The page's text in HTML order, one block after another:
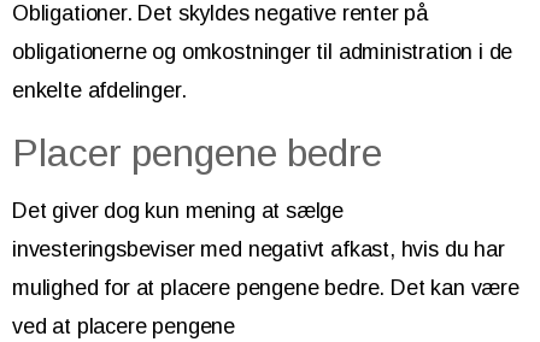
Obligationer. Det skyldes negative renter på
obligationerne og omkostninger til administration i de
enkelte afdelinger.
Placer pengene bedre
Det giver dog kun mening at sælge
investeringsbeviser med negativt afkast, hvis du har
mulighed for at placere pengene bedre. Det kan være
ved at placere pengene